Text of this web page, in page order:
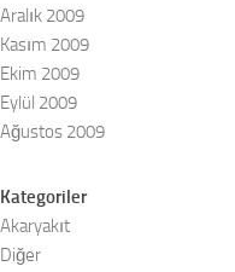
Aralık 2009
Kasım 2009
Ekim 2009
Eylül 2009
Ağustos 2009
Kategoriler
Akaryakıt
Diğer